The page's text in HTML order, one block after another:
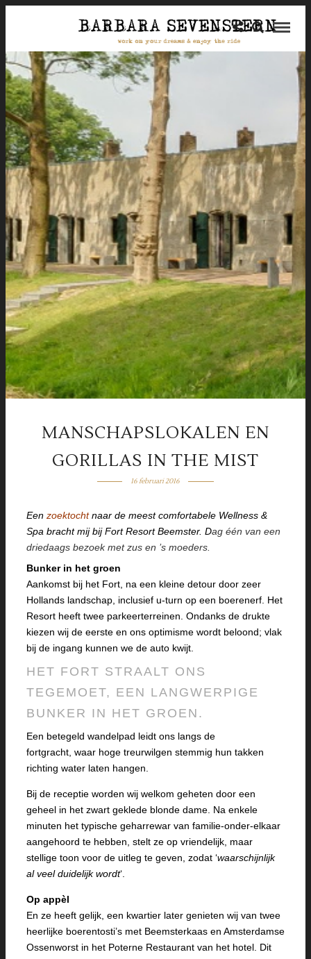
MANSCHAPSLOKALEN EN
GORILLAS IN THE MIST
16 februari 2016
Een zoektochtnaar de meest comfortabele Wellness &
Spa bracht mij bij Fort Resort Beemster. Dag één van een
driedaags bezoek met zus en ’s moeders.
Bunker in het groen
Aankomst bij het Fort, na een kleine detour door zeer
Hollands landschap, inclusief u-turn op een boerenerf. Het
Resort heeft twee parkeerterreinen. Ondanks de drukte
kiezen wij de eerste en ons optimisme wordt beloond; vlak
bij de ingang kunnen we de auto kwijt.
HET FORT STRAALT ONS
TEGEMOET, EEN LANGWERPIGE
BUNKER IN HET GROEN.
Een betegeld wandelpad leidt ons langs de
fortgracht, waar hoge treurwilgen stemmig hun takken
richting water laten hangen.
Bij de receptie worden wij welkom geheten door een
geheel in het zwart geklede blonde dame. Na enkele
minuten het typische geharrewar van familie-onder-elkaar
aangehoord te hebben, stelt ze op vriendelijk, maar
stellige toon voor de uitleg te geven, zodat ‘waarschijnlijk
al veel duidelijk wordt‘.
Op appèl
En ze heeft gelijk, een kwartier later genieten wij van twee
heerlijke boerentosti’s met Beemsterkaas en Amsterdamse
Ossenworst in het Poterne Restaurant van het hotel. Dit